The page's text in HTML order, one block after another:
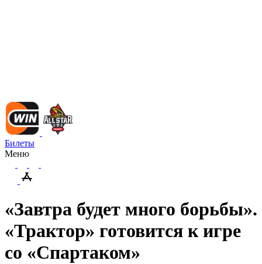
Билеты
Меню
«Завтра будет много борьбы».
«Трактор» готовится к игре
со «Спартаком»